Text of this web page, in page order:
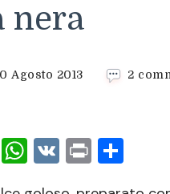
nera
Agosto 2013 2
LinkedIn
WhatsApp
VK Print